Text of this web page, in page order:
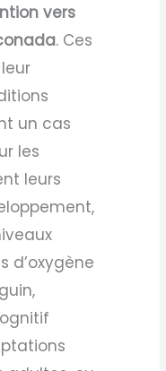
vers
. Ces
un cas
les
leurs
d’oxygène